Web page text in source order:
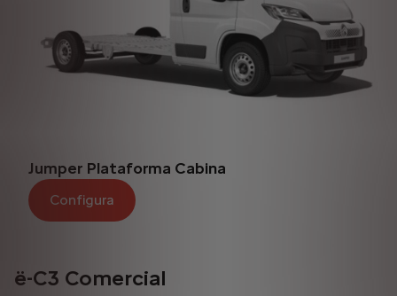
Jumper Plataforma Cabina
Configura
ë-C3 Comercial